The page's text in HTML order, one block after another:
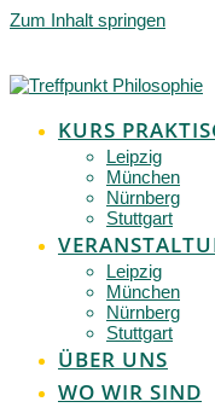
Zum Inhalt springen
KURS
Leipzig
München
Nürnberg
Stuttgart
Leipzig
München
Nürnberg
Stuttgart
ÜBER UNS
WO WIR SIND